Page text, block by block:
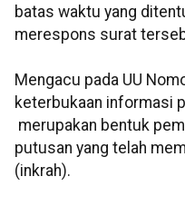
batas waktu yang
merespons surat
Mengacu pada UU
keterbukaan informasi
merupakan bentuk
putusan yang telah
(inkrah).